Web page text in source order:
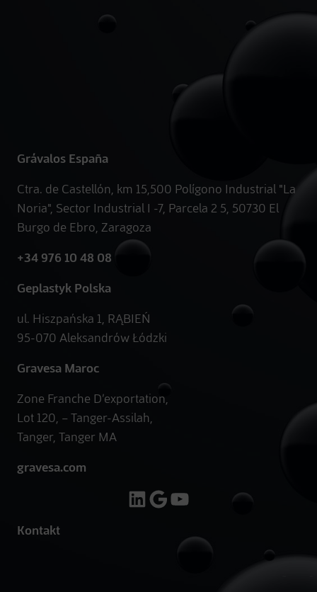
Grávalos España
Ctra. de Castellón, km 15,500 Polígono Industrial "La
Noria", Sector Industrial I -7, Parcela 2 5, 50730 El
Burgo de Ebro, Zaragoza
+34 976 10 48 08
Geplastyk Polska
ul. Hiszpańska 1, RĄBIEŃ
95-070 Aleksandrów Łódzki
Gravesa Maroc
Zone Franche D’exportation,
Lot 120, – Tanger-Assilah,
Tanger, Tanger MA
gravesa.com
LinkedIn
Google
YouTube
Kontakt